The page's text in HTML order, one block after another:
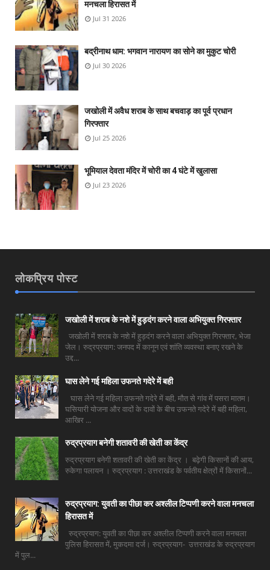
मनचला हिरासत में
Jul 31 2026
बद्रीनाथ धाम: भगवान नारायण का सोने का मुकुट चोरी
Jul 30 2026
जखोली में अवैध शराब के साथ बचवाड़ का पूर्व प्रधान
गिरफ्तार
Jul 25 2026
भूमियाल देवता मंदिर में चोरी का 4 घंटे में खुलासा
Jul 23 2026
लोकप्रिय पोस्ट
जखोली में शराब के नशे में हुड़दंग करने वाला अभियुक्त गिरफ्तार
जखोली में शराब के नशे में हुड़दंग करने वाला अभियुक्त गिरफ्तार, भेजा
जेल। रुद्रप्रयाग: जनपद में कानून एवं शांति व्यवस्था बनाए रखने के
उद्द...
घास लेने गई महिला उफनते गदेरे में बही
घास लेने गई महिला उफनते गदेरे में बही, मौत से गांव में पसरा मातम।
घसियारी योजना और वादों के दावों के बीच उफनते गदेरे में बही महिला,
आखिर ...
रुद्रप्रयाग बनेगी शतावरी की खेती का केंद्र
रुद्रप्रयाग बनेगी शतावरी की खेती का केंद्र । बढ़ेगी किसानों की आय,
रुकेगा पलायन । रुद्रप्रयाग : उत्तराखंड के पर्वतीय क्षेत्रों में किसानों...
रुद्रप्रयाग: युवती का पीछा कर अश्लील टिप्पणी करने वाला मनचला
हिरासत में
रुद्रप्रयाग: युवती का पीछा कर अश्लील टिप्पणी करने वाला मनचला
पुलिस हिरासत में, मुकदमा दर्ज। रुद्रप्रयाग- उत्तराखंड के रुद्रप्रयाग
में पुल...